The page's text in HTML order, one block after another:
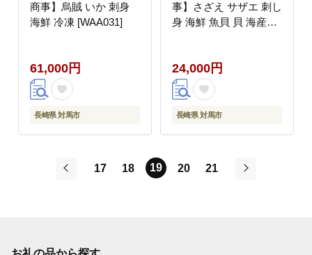
商事】烏賊 いか 刺身
海鮮 冷凍 [WAA031]
61,000円
長崎県 対馬市
事】さざえ サザエ 刺し
身 海鮮 魚貝 貝 海産物
24,000円
長崎県 対馬市
17 18 19 20
21